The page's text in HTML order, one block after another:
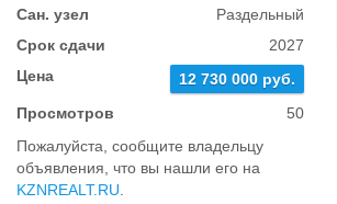
Сан. узел
Раздельный
Срок сдачи
2027
Цена
12 730 000 руб.
Просмотров
50
Пожалуйста, сообщите владельцу
объявления, что вы нашли его на
KZNREALT.RU